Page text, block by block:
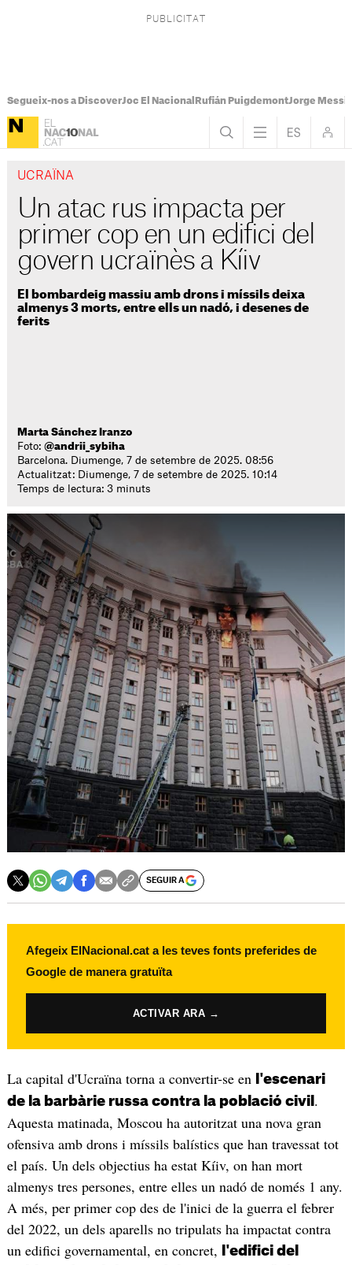
Segueix-nos a DiscoverJoc El Nacional Rufián PuigdemontJorge Messi
UCRAÏNA
Un atac rus impacta per
primer cop en un edifici del
govern ucraïnès a Kíiv
El bombardeig massiu amb drons i míssils deixa
almenys 3 morts, entre ells un nadó, i desenes de
ferits
Marta Sánchez Iranzo
Foto:@andrii_sybiha
Barcelona. Diumenge, 7 de setembre de 2025. 08:56
Actualitzat: Diumenge, 7 de setembre de 2025. 10:14
Temps de lectura: 3 minuts
SEGUIR A
Afegeix ElNacional.cat a les teves fonts preferides de
Google de manera gratuïta
ACTIVAR ARA →
La capital d'Ucraïna torna a convertir-se en
l'escenari
de la barbàrie russa contra la població civil .
Aquesta matinada, Moscou ha autoritzat una nova gran
ofensiva amb drons i míssils balístics que han travessat tot
el país. Un dels objectius ha estat Kíiv, on han mort
almenys tres persones, entre elles un nadó de només 1 any.
A més, per primer cop des de l'inici de la guerra el febrer
del 2022, un dels aparells no tripulats ha impactat contra
un edifici governamental, en concret,
l'edifici del